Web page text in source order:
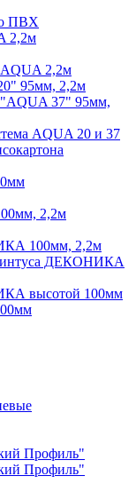
ПВХ
2,2м
AQUA 2,2м
95мм, 2,2м
"AQUA 37" 95мм,
AQUA 20 и 37
2,2м
100мм, 2,2м
ДЕКОНИКА
высотой 100мм
Профиль"
Профиль"